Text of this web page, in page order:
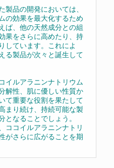
品の開発においては、
の効果を最大化するため
ば、他の天然成分との組
果をさらに高めたり、持
しています。これによ
る製品が次々と誕生して
イルアラニンナトリウム
解性、肌に優しい性質か
て重要な役割を果たして
まり続け、持続可能な製
なることでしょう。
ココイルアラニンナトリ
がさらに広がることを期